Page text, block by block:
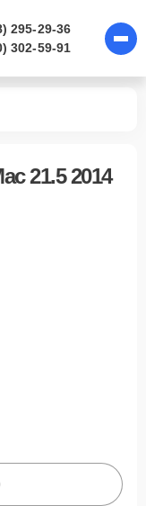
295-29-36
302-59-91
21.5 2014